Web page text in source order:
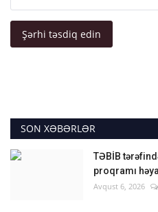
Şərhi təsdiq edin
SON XƏBƏRLƏR
TƏBİB
proqramı
Avqust 6, 2026